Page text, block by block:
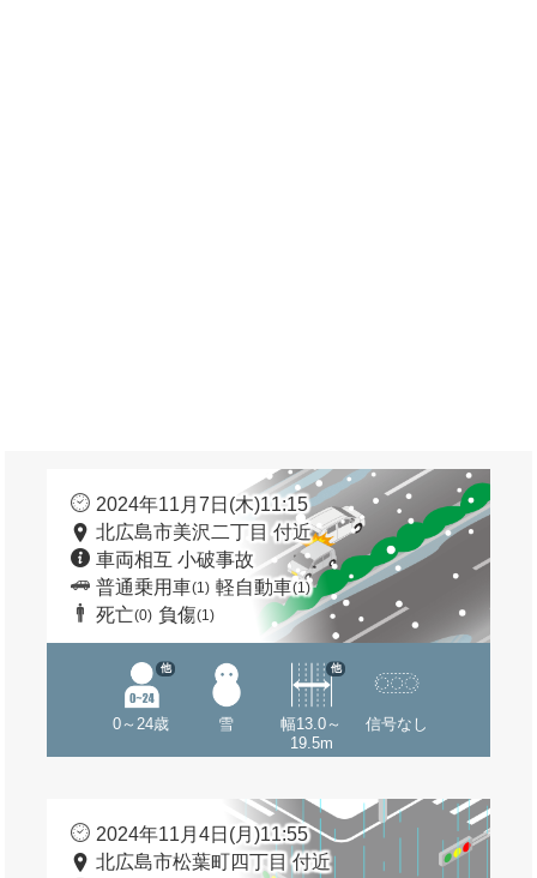
2024年11月7日(木)11:15
北広島市美沢二丁目 付近
車両相互 小破事故
普通乗用車(1) 軽自動車(1)
死亡(0) 負傷(1)
0～24歳
他
雪
幅13.0～
19.5m
他
信号なし
2024年11月4日(月)11:55
北広島市松葉町四丁目 付近